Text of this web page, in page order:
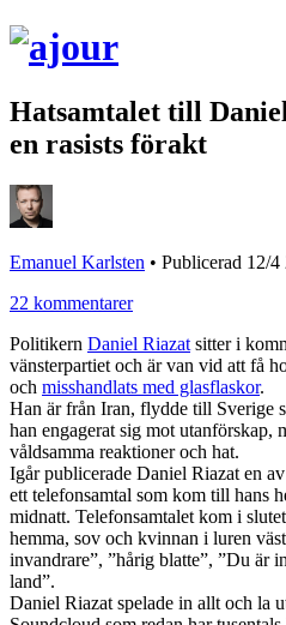
Hatsamtalet till
en rasists förakt
Emanuel Karlsten • Publicerad 12/4
22 kommentarer
Politikern Daniel Riazat sitter i
vänsterpartiet och är van vid att få
och misshandlats med glasflaskor.
Han är från Iran, flydde till Sverige
han engagerat sig mot utanförskap,
våldsamma reaktioner och hat.
Igår publicerade Daniel Riazat en
ett telefonsamtal som kom till hans
midnatt. Telefonsamtalet kom i
hemma, sov och kvinnan i luren
invandrare”, ”hårig blatte”, ”Du är
land”.
Daniel Riazat spelade in allt och la